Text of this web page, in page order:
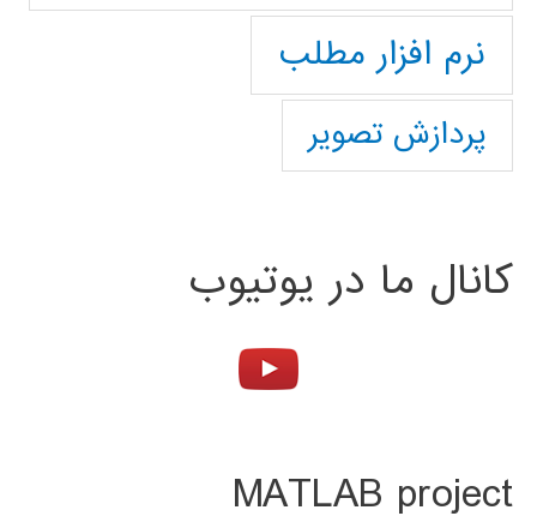
نرم افزار مطلب
پردازش تصویر
کانال ما در یوتیوب
MATLAB project